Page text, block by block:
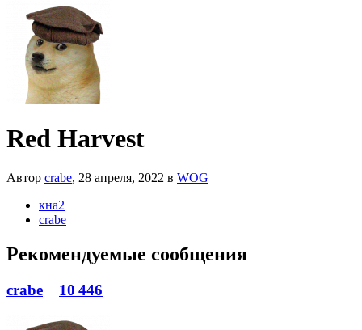
Red Harvest
Автор crabe, 28 апреля, 2022 в WOG
кна2
crabe
Рекомендуемые сообщения
crabe 10 446